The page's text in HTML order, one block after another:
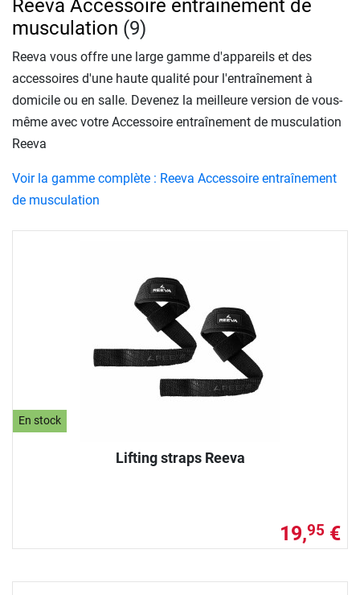
En stock
Lifting straps Reeva
19,95 €
Reeva Accessoire entraînement de
musculation (9)
Reeva vous offre une large gamme d'appareils et des
accessoires d'une haute qualité pour l'entraînement à
domicile ou en salle. Devenez la meilleure version de vous-
même avec votre Accessoire entraînement de musculation
Reeva
Voir la gamme complète : Reeva Accessoire entraînement
de musculation